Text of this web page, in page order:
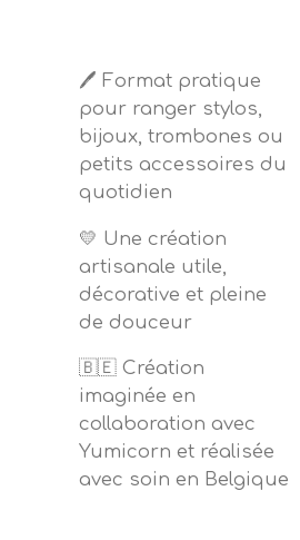
🖊️ Format pratique
pour ranger stylos,
bijoux, trombones ou
petits accessoires du
quotidien
💛 Une création
artisanale utile,
décorative et pleine
de douceur
🇧🇪 Création
imaginée en
collaboration avec
Yumicorn et réalisée
avec soin en Belgique